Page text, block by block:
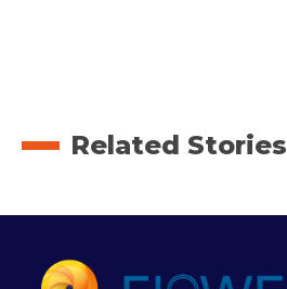
Related Stories